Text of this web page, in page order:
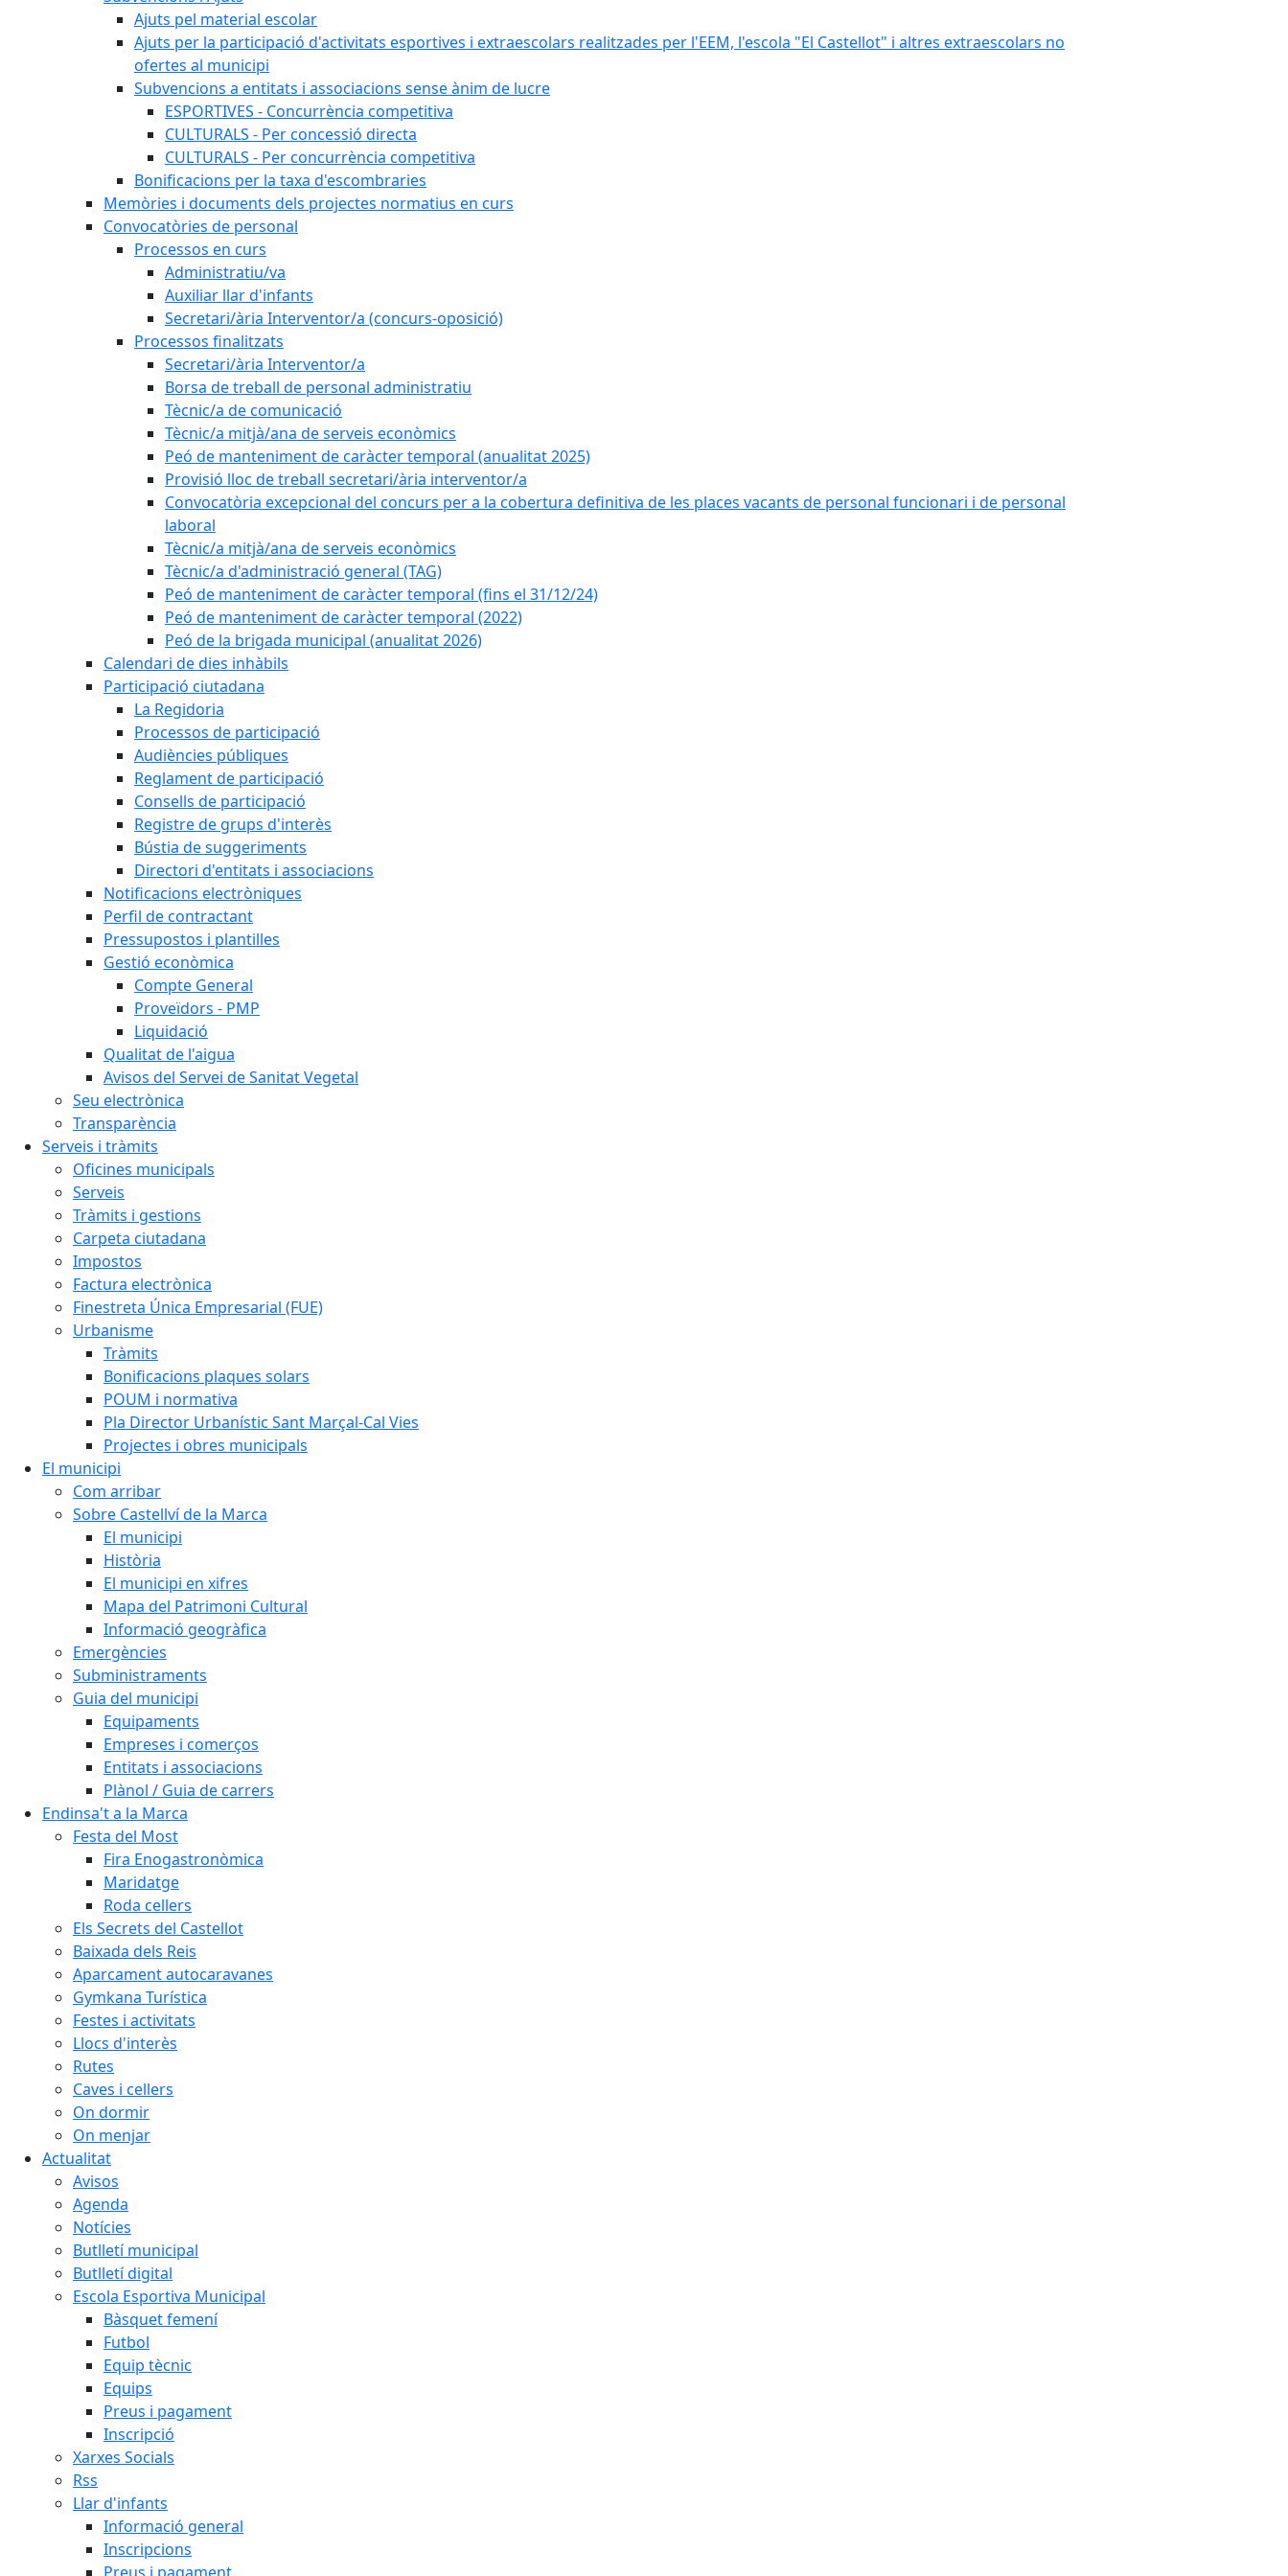
Ajuts pel material escolar
Ajuts per la participació d'activitats esportives i extraescolars realitzades per l'EEM, l'escola "El Castellot" i altres extraescolars no
ofertes al municipi
Subvencions a entitats i associacions sense ànim de lucre
ESPORTIVES - Concurrència competitiva
CULTURALS - Per concessió directa
CULTURALS - Per concurrència competitiva
Bonificacions per la taxa d'escombraries
Memòries i documents dels projectes normatius en curs
Convocatòries de personal
Processos en curs
Administratiu/va
Auxiliar llar d'infants
Secretari/ària Interventor/a (concurs-oposició)
Processos finalitzats
Secretari/ària Interventor/a
Borsa de treball de personal administratiu
Tècnic/a de comunicació
Tècnic/a mitjà/ana de serveis econòmics
Peó de manteniment de caràcter temporal (anualitat 2025)
Provisió lloc de treball secretari/ària interventor/a
Convocatòria excepcional del concurs per a la cobertura definitiva de les places vacants de personal funcionari i de personal
laboral
Tècnic/a mitjà/ana de serveis econòmics
Tècnic/a d'administració general (TAG)
Peó de manteniment de caràcter temporal (fins el 31/12/24)
Peó de manteniment de caràcter temporal (2022)
Peó de la brigada municipal (anualitat 2026)
Calendari de dies inhàbils
Participació ciutadana
La Regidoria
Processos de participació
Audiències públiques
Reglament de participació
Consells de participació
Registre de grups d'interès
Bústia de suggeriments
Directori d'entitats i associacions
Notificacions electròniques
Perfil de contractant
Pressupostos i plantilles
Gestió econòmica
Compte General
Proveïdors - PMP
Liquidació
Qualitat de l'aigua
Avisos del Servei de Sanitat Vegetal
Seu electrònica
Transparència
Serveis i tràmits
Oficines municipals
Serveis
Tràmits i gestions
Carpeta ciutadana
Impostos
Factura electrònica
Finestreta Única Empresarial (FUE)
Urbanisme
Tràmits
Bonificacions plaques solars
POUM i normativa
Pla Director Urbanístic Sant Marçal-Cal Vies
Projectes i obres municipals
El municipi
Com arribar
Sobre Castellví de la Marca
El municipi
Història
El municipi en xifres
Mapa del Patrimoni Cultural
Informació geogràfica
Emergències
Subministraments
Guia del municipi
Equipaments
Empreses i comerços
Entitats i associacions
Plànol / Guia de carrers
Endinsa't a la Marca
Festa del Most
Fira Enogastronòmica
Maridatge
Roda cellers
Els Secrets del Castellot
Baixada dels Reis
Aparcament autocaravanes
Gymkana Turística
Festes i activitats
Llocs d'interès
Rutes
Caves i cellers
On dormir
On menjar
Actualitat
Avisos
Agenda
Notícies
Butlletí municipal
Butlletí digital
Escola Esportiva Municipal
Bàsquet femení
Futbol
Equip tècnic
Equips
Preus i pagament
Inscripció
Xarxes Socials
Rss
Llar d'infants
Informació general
Inscripcions